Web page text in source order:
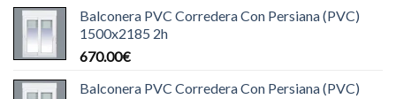
Balconera PVC Corredera Con Persiana (PVC)
1500x2185 2h
670.00€
Balconera PVC Corredera Con Persiana (PVC)